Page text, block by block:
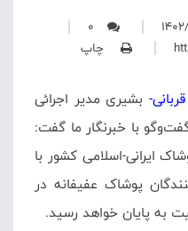
0
چاپ
بشیری مدیر اجرائی
با خبرنگار ما گفت:
ایرانی-اسلامی کشور با
پوشاک عفیفانه در
به پایان خواهد رسید.